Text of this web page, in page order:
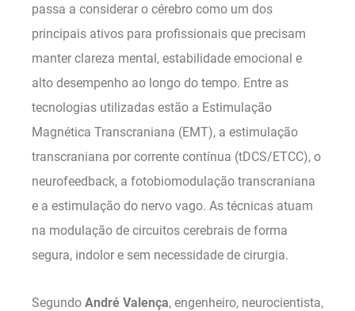
passa a considerar o cérebro como um dos
principais ativos para profissionais que precisam
manter clareza mental, estabilidade emocional e
alto desempenho ao longo do tempo. Entre as
tecnologias utilizadas estão a Estimulação
Magnética Transcraniana (EMT), a estimulação
transcraniana por corrente contínua (tDCS/ETCC), o
neurofeedback, a fotobiomodulação transcraniana
e a estimulação do nervo vago. As técnicas atuam
na modulação de circuitos cerebrais de forma
segura, indolor e sem necessidade de cirurgia.
Segundo André Valença, engenheiro, neurocientista,